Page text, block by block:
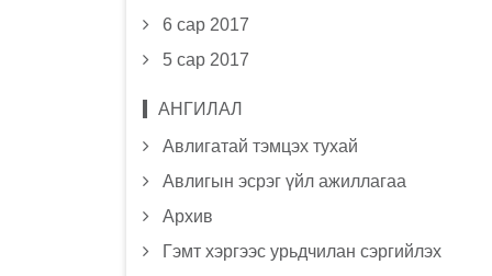
6 сар 2017
5 сар 2017
АНГИЛАЛ
Авлигатай тэмцэх тухай
Авлигын эсрэг үйл ажиллагаа
Архив
Гэмт хэргээс урьдчилан сэргийлэх